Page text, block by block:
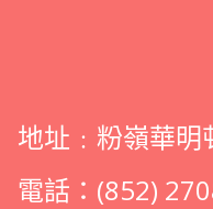
地址﹕粉嶺華明
電話：(852)